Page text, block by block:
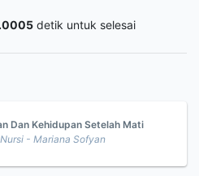
detik untuk selesai
Dan Kehidupan Setelah Mati
- Mariana Sofyan